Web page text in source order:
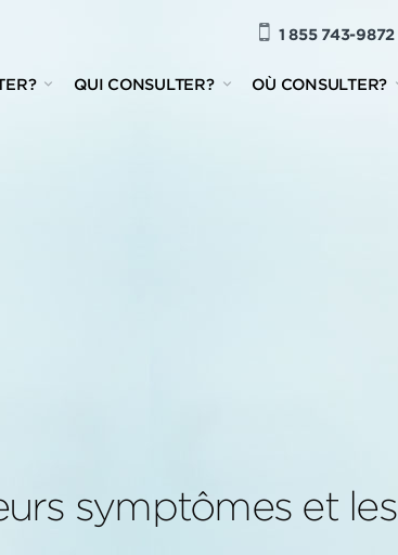
1 855 743-9872
QUI CONSULTER? OÙ CONSULTER?
symptômes et les